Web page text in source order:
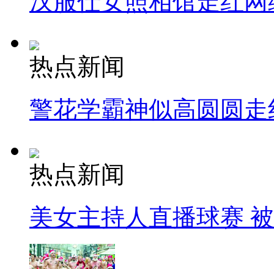
热点新闻
警花学霸神似高圆圆走
热点新闻
美女主持人直播球赛